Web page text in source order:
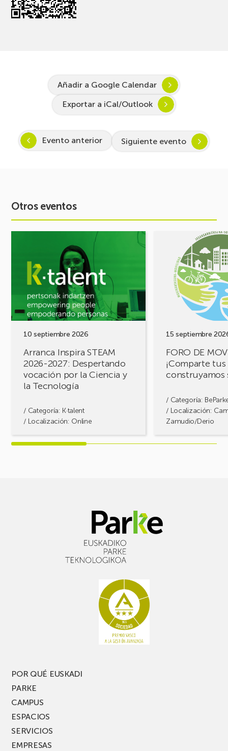
Añadir a Google Calendar
Exportar a iCal/Outlook
Evento anterior Siguiente evento
Otros eventos
10 septiembre 2026
Arranca Inspira STEAM
2026-2027: Despertando
vocación por la Ciencia y
la Tecnología
/ Categoría: K·talent
/ Localización: Online
STEAM
2027:
Despertando
vocación
Ciencia
Tecnología
15 septiembre
FORO DE
¡Comparte
construyamos
/ Categoría:
/ Localización:
Zamudio/Derio
MOVILIDAD
¡Comparte
soluciones!
POR QUÉ EUSKADI
PARKE
CAMPUS
ESPACIOS
SERVICIOS
EMPRESAS